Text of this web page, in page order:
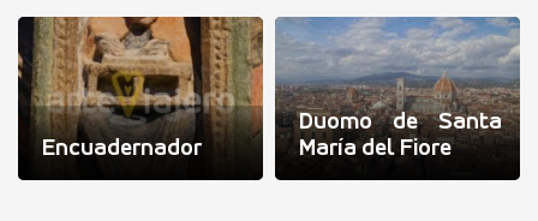
Encuadernador
Duomo de Santa
María del Fiore